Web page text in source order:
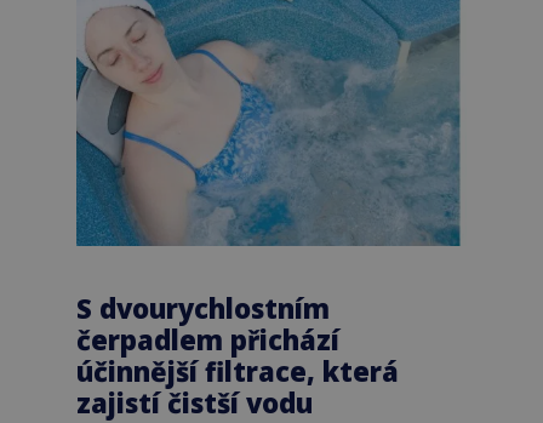
S dvourychlostním
čerpadlem přichází
účinnější filtrace, která
zajistí čistší vodu